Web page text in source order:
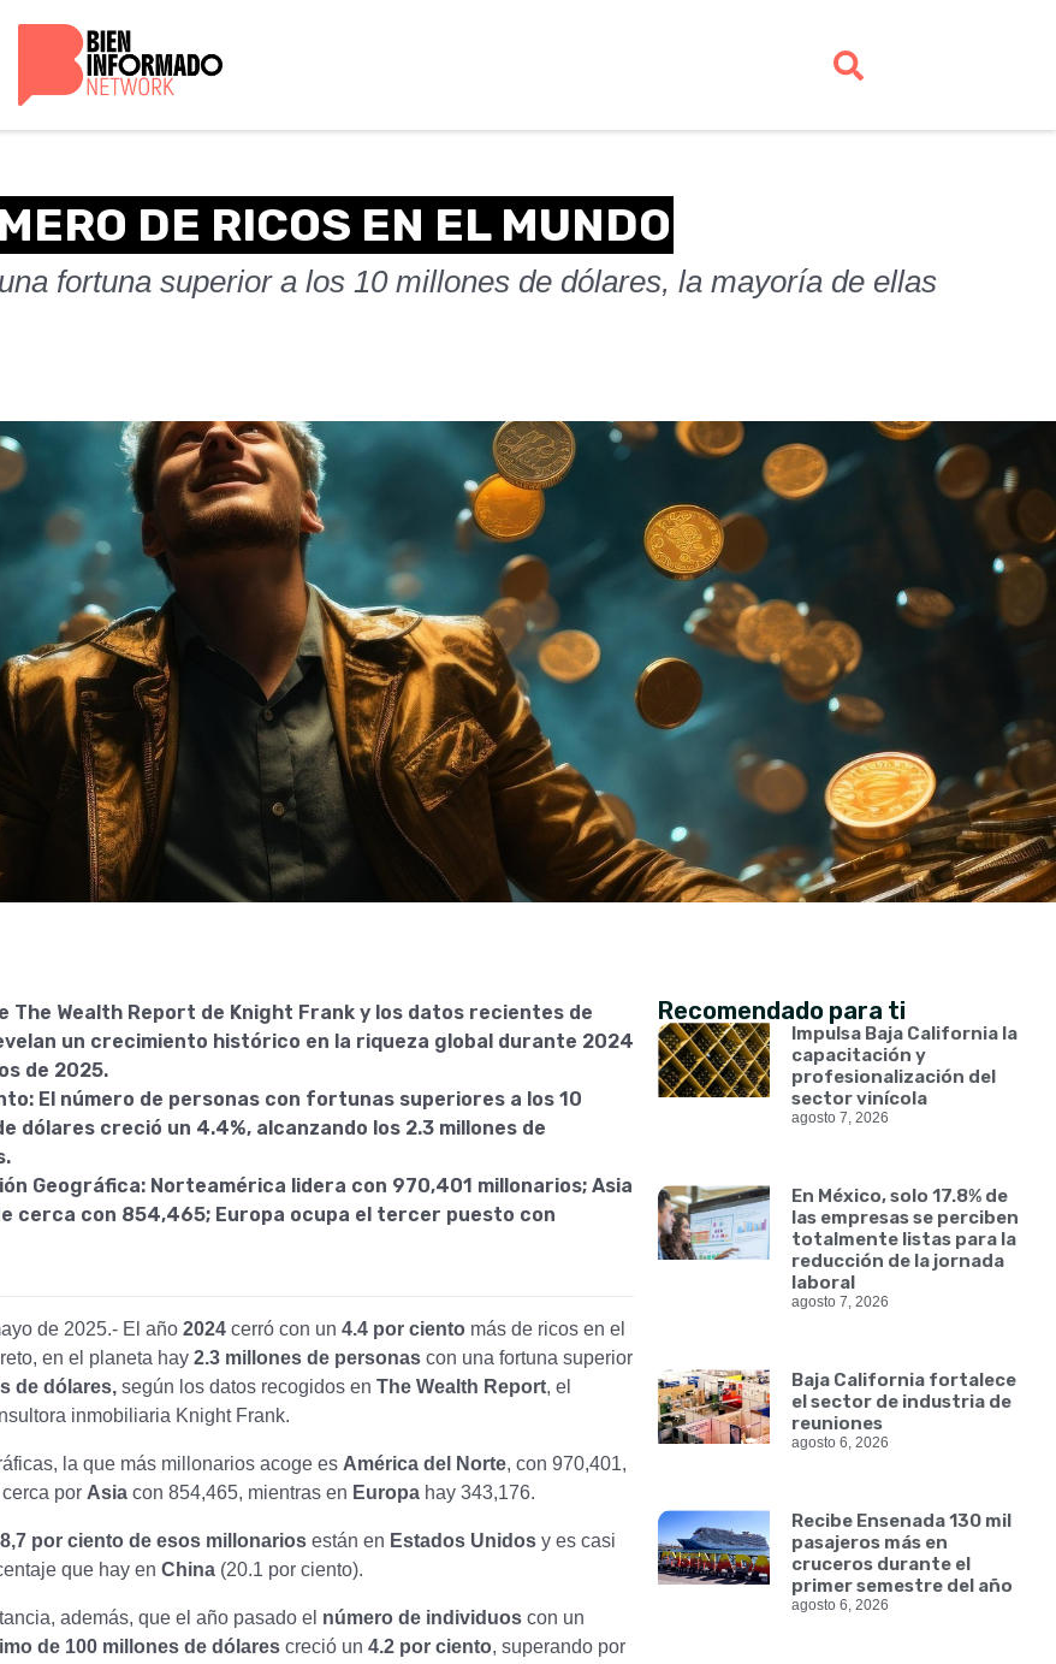
DE RICOS EN EL MUNDO
fortuna superior a los 10 millones de dólares, la mayoría de ellas
The Wealth Report de Knight Frank y los datos recientes de
un crecimiento histórico en la riqueza global durante 2024
de 2025.
El número de personas con fortunas superiores a los 10
dólares creció un 4.4%, alcanzando los 2.3 millones de
Geográfica: Norteamérica lidera con 970,401 millonarios; Asia
cerca con 854,465; Europa ocupa el tercer puesto con
de 2025.- El año 2024 cerró con un 4.4 por ciento más de ricos en el
en el planeta hay 2.3 millones de personas con una fortuna superior
de dólares, según los datos recogidos en The Wealth Report, el
inmobiliaria Knight Frank.
la que más millonarios acoge es América del Norte, con 970,401,
por Asia con 854,465, mientras en Europa hay 343,176.
por ciento de esos millonarios están en Estados Unidos y es casi
que hay en China (20.1 por ciento).
además, que el año pasado el número de individuos con un
de 100 millones de dólares creció un 4.2 por ciento, superando por
Recomendado para ti
Impulsa Baja California la
capacitación y
profesionalización del
sector vinícola
agosto 7, 2026
En México, solo 17.8% de
las empresas se perciben
totalmente listas para la
reducción de la jornada
laboral
agosto 7, 2026
Baja California fortalece
el sector de industria de
reuniones
agosto 6, 2026
Recibe Ensenada 130 mil
pasajeros más en
cruceros durante el
primer semestre del año
agosto 6, 2026